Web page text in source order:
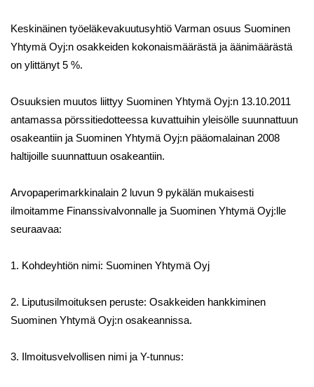
Keskinäinen työeläkevakuutusyhtiö Varman osuus Suominen
Yhtymä Oyj:n osakkeiden kokonaismäärästä ja äänimäärästä
on ylittänyt 5 %.
Osuuksien muutos liittyy Suominen Yhtymä Oyj:n 13.10.2011
antamassa pörssitiedotteessa kuvattuihin yleisölle suunnattuun
osakeantiin ja Suominen Yhtymä Oyj:n pääomalainan 2008
haltijoille suunnattuun osakeantiin.
Arvopaperimarkkinalain 2 luvun 9 pykälän mukaisesti
ilmoitamme Finanssivalvonnalle ja Suominen Yhtymä Oyj:lle
seuraavaa:
1. Kohdeyhtiön nimi: Suominen Yhtymä Oyj
2. Liputusilmoituksen peruste: Osakkeiden hankkiminen
Suominen Yhtymä Oyj:n osakeannissa.
3. Ilmoitusvelvollisen nimi ja Y-tunnus: